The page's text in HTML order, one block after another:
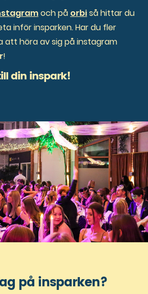
och på orbiså hittar du
inför insparken. Har du fler
att höra av sig på instagram
!
din inspark!
på insparken?